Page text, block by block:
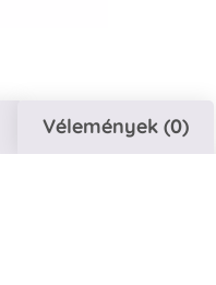
Vélemények (0)